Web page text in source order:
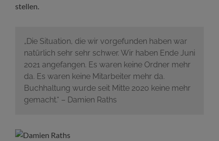
stellen.
„Die Situation, die wir vorgefunden haben war
natürlich sehr sehr schwer. Wir haben Ende Juni
2021 angefangen. Es waren keine Ordner mehr
da. Es waren keine Mitarbeiter mehr da.
Buchhaltung wurde seit Mitte 2020 keine mehr
gemacht.“ – Damien Raths